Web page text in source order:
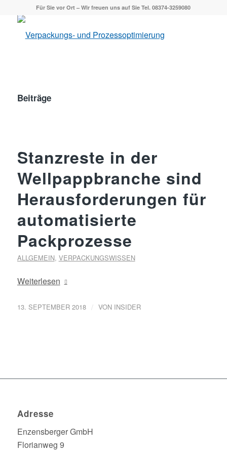
Für Sie vor Ort – Wir freuen uns auf Sie Tel. 08374-3259080
Beiträge
Stanzreste in der
Wellpappbranche sind
Herausforderungen für
automatisierte
Packprozesse
ALLGEMEIN, VERPACKUNGSWISSEN
Weiterlesen
13. SEPTEMBER 2018 / VON INSIDER
Adresse
Enzensberger GmbH
Florianweg 9